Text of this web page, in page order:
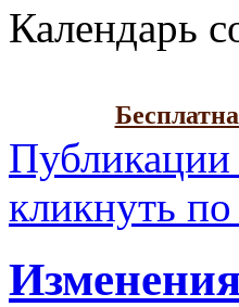
Календарь
Публикации
кликнуть по